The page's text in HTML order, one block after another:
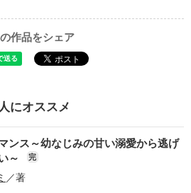
作品をシェア
にオススメ
ンス～幼なじみの甘い溺愛から逃げ
～
完
／著